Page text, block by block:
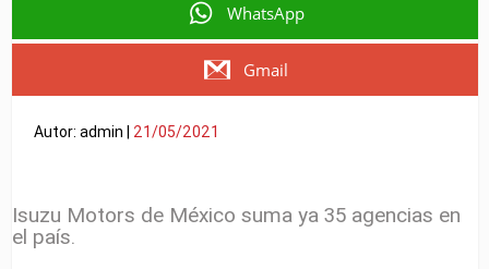
WhatsApp
Gmail
Autor: admin | 21/05/2021
Isuzu Motors de México suma ya 35 agencias en
el país.